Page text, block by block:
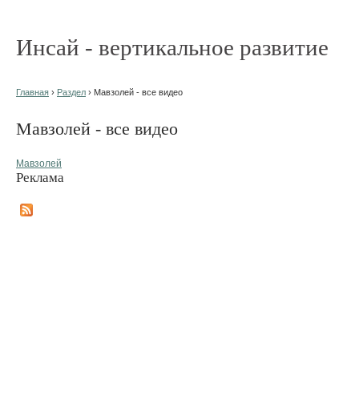
Инсай - вертикальное развитие
Главная › Раздел › Мавзолей - все видео
Мавзолей - все видео
Мавзолей
Реклама